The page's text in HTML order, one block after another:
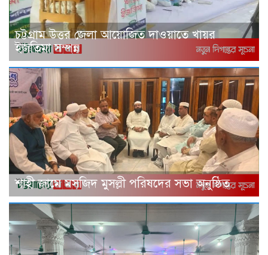
চট্টগ্রাম উত্তর জেলা আয়োজিত দাওয়াতে খায়র
ইজতিমা সম্পন্ন
শাহী জামে মসজিদ মুসল্লী পরিষদের সভা অনুষ্ঠিত